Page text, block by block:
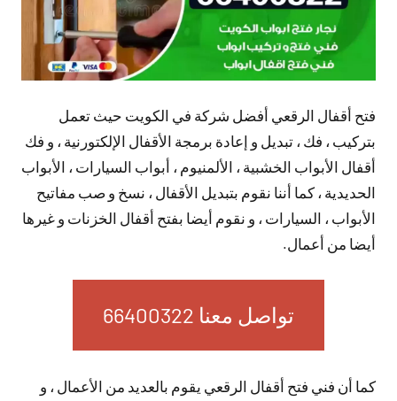
فتح أقفال الرقعي أفضل شركة في الكويت حيث تعمل
بتركيب ، فك ، تبديل و إعادة برمجة الأقفال الإلكتورنية ، و فك
أقفال الأبواب الخشبية ، الألمنيوم ، أبواب السيارات ، الأبواب
الحديدية ، كما أننا نقوم بتبديل الأقفال ، نسخ و صب مفاتيح
الأبواب ، السيارات ، و نقوم أيضا بفتح أقفال الخزنات و غيرها
أيضا من أعمال.
تواصل معنا 66400322
كما أن فني فتح أقفال الرقعي يقوم بالعديد من الأعمال ، و